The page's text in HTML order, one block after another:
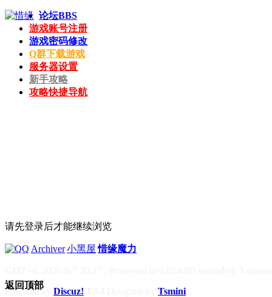
论坛BBS
游戏账号注册
游戏密码修改
Q群下载游戏
服务器设置
新手攻略
攻略快捷导航
请先登录后才能继续浏览
Archiver|小黑屋|惜缘魔力
Powered by Discuz!
Tsmini
返回顶部